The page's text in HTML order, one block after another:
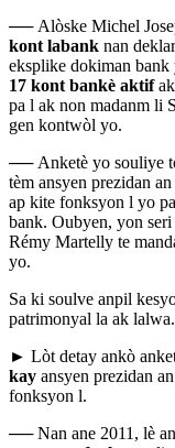
──Alòske Michel
kont labank nan
eksplike dokiman
17 kont bankè aktifak
pa l ak non madanm li
gen kontwòl yo.
──Anketè yo souliye
tèm ansyen prezidan
ap kite fonksyon l yo
bank. Oubyen, yon
Rémy Martelly te
yo.
Sa ki soulve anpil
patrimonyal la ak lalwa.
► Lòt detay ankò
kay ansyen prezidan
fonksyon l.
──Nan ane 2011, lè